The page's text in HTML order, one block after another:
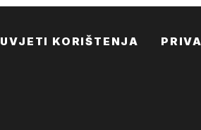
UVJETI KORIŠTENJA